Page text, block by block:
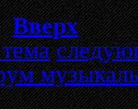
Вверх